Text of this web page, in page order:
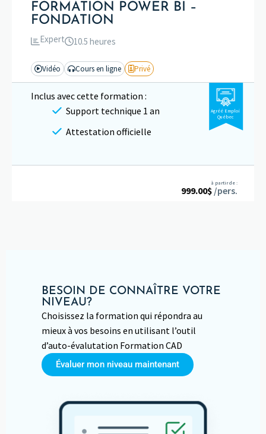
FORMATION POWER BI –
FONDATION
Expert 10.5 heures
Vidéo Cours en ligne Privé
Inclus avec cette formation :
Support technique 1 an
Attestation officielle
Agréé Emploi
Québec
à partir de :
999.00$ /pers.
BESOIN DE CONNAÎTRE VOTRE
NIVEAU?
Choisissez la formation qui répondra au
mieux à vos besoins en utilisant l’outil
d’auto-évalutation Formation CAD
Évaluer mon niveau maintenant